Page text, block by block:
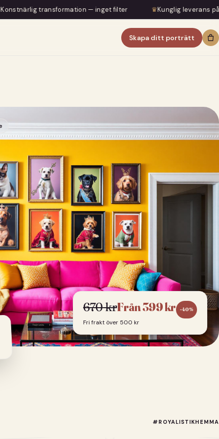
— inget filter ♛Kunglig leverans på 5–7 dagar
Skapa ditt porträtt
670krFrån399kr -40%
Fri frakt över 500 kr
#ROYALISTIKHEMMA